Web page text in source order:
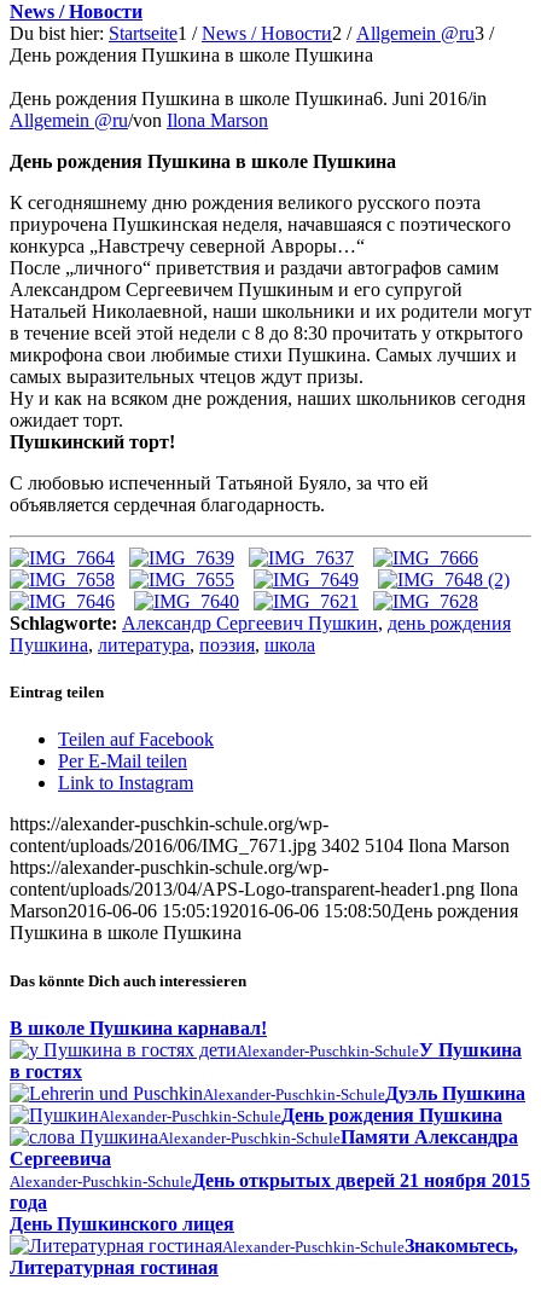
News / Новости
Du bist hier: Startseite1 / News / Новости2 / Allgemein @ru3 /
День рождения Пушкина в школе Пушкина
День рождения Пушкина в школе Пушкина6. Juni 2016/in
Allgemein @ru/von Ilona Marson
День рождения Пушкина в школе Пушкина
К сегодняшнему дню рождения великого русского поэта
приурочена Пушкинская неделя, начавшаяся с поэтического
конкурса „Навстречу северной Авроры…“
После „личного“ приветствия и раздачи автографов самим
Александром Сергеевичем Пушкиным и его супругой
Натальей Николаевной, наши школьники и их родители могут
в течение всей этой недели с 8 до 8:30 прочитать у открытого
микрофона свои любимые стихи Пушкина. Самых лучших и
самых выразительных чтецов ждут призы.
Ну и как на всяком дне рождения, наших школьников сегодня
ожидает торт.
Пушкинский торт!
С любовью испеченный Татьяной Буяло, за что ей
объявляется сердечная благодарность.
Schlagworte: Александр Сергеевич Пушкин, день рождения
Пушкина, литература, поэзия, школа
Eintrag teilen
Teilen auf Facebook
Per E-Mail teilen
Link to Instagram
https://alexander-puschkin-schule.org/wp-
content/uploads/2016/06/IMG_7671.jpg 3402 5104 Ilona Marson
https://alexander-puschkin-schule.org/wp-
content/uploads/2013/04/APS-Logo-transparent-header1.png Ilona
Marson2016-06-06 15:05:192016-06-06 15:08:50День рождения
Пушкина в школе Пушкина
Das könnte Dich auch interessieren
В школе Пушкина карнавал!
Alexander-Puschkin-SchuleУ Пушкина
в гостях
Alexander-Puschkin-SchuleДуэль Пушкина
Alexander-Puschkin-SchuleДень рождения Пушкина
Alexander-Puschkin-SchuleПамяти Александра
Сергеевича
Alexander-Puschkin-SchuleДень открытых дверей 21 ноября 2015
года
День Пушкинского лицея
Alexander-Puschkin-SchuleЗнакомьтесь,
Литературная гостиная